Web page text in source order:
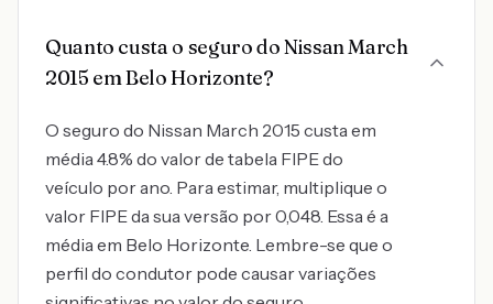
Quanto custa o seguro do Nissan March
2015 em Belo Horizonte?
O seguro do Nissan March 2015 custa em
média 4.8% do valor de tabela FIPE do
veículo por ano. Para estimar, multiplique o
valor FIPE da sua versão por 0,048. Essa é a
média em Belo Horizonte. Lembre-se que o
perfil do condutor pode causar variações